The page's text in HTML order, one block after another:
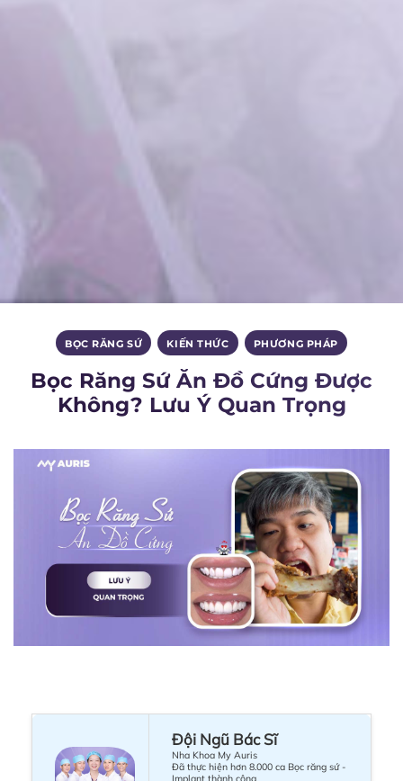
BỌC RĂNG SỨ , KIẾN THỨC , PHƯƠNG PHÁP
Bọc Răng Sứ Ăn Đồ Cứng Được
Không? Lưu Ý Quan Trọng
Đội Ngũ Bác Sĩ
Nha Khoa My Auris
Đã thực hiện hơn 8.000 ca Bọc răng sứ -
Implant thành công